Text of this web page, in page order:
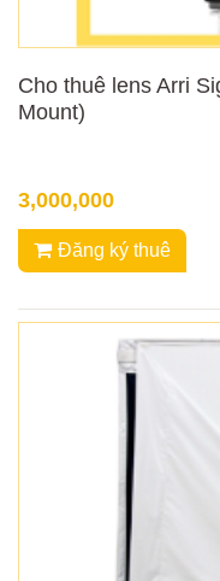
Cho thuê lens Arri
Mount)
3,000,000
Đăng ký thuê